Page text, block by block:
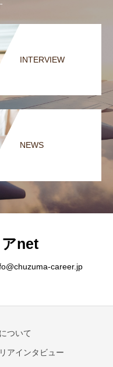
INTERVIEW
NEWS
net
career.jp
ついて
アインタビュー